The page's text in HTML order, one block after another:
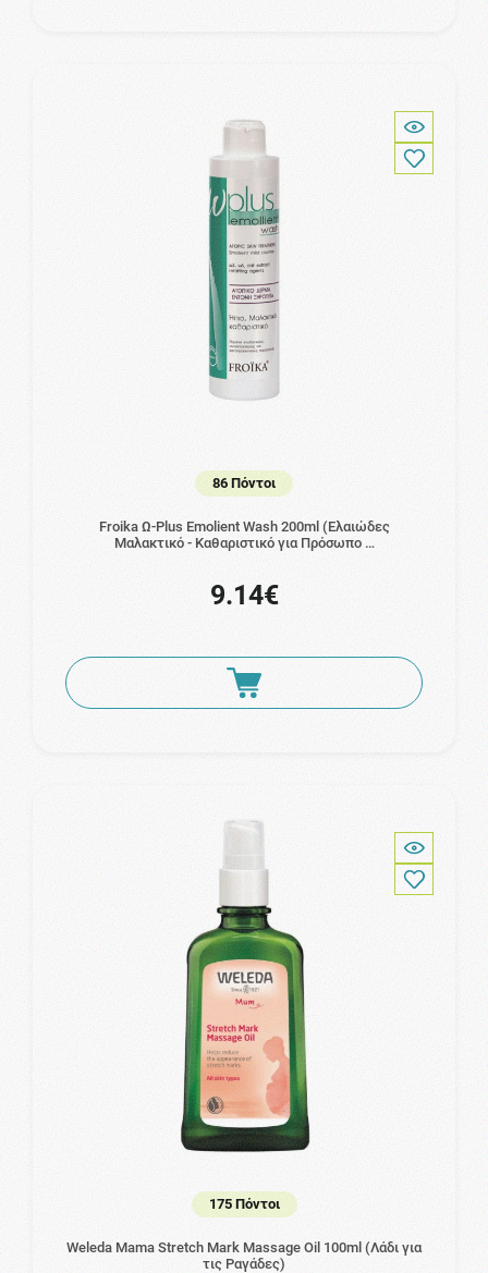
86 Πόντοι
Froika Ω-Plus Emolient Wash 200ml (Ελαιώδες
Μαλακτικό - Καθαριστικό για Πρόσωπο …
9.14€
175 Πόντοι
Weleda Mama Stretch Mark Massage Oil 100ml (Λάδι για
τις Ραγάδες)